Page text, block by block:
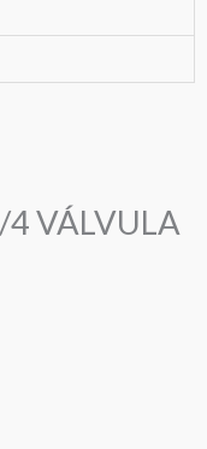
VÁLVULA